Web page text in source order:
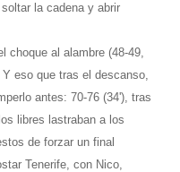
la cadena y abrir
choque al alambre (48-49,
eso que tras el descanso,
antes: 70-76 (34'), tras
libres lastraban a los
de forzar un final
Tenerife, con Nico,